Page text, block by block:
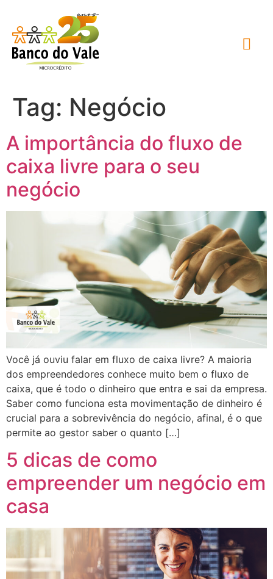
Tag: Negócio
A importância do fluxo de
caixa livre para o seu
negócio
Você já ouviu falar em fluxo de caixa livre? A maioria
dos empreendedores conhece muito bem o fluxo de
caixa, que é todo o dinheiro que entra e sai da empresa.
Saber como funciona esta movimentação de dinheiro é
crucial para a sobrevivência do negócio, afinal, é o que
permite ao gestor saber o quanto […]
5 dicas de como
empreender um negócio em
casa